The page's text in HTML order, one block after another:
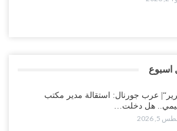
اسبوع
عرب جورنال: استقالة مدير مكتب
هل دخلت…
5, 2026